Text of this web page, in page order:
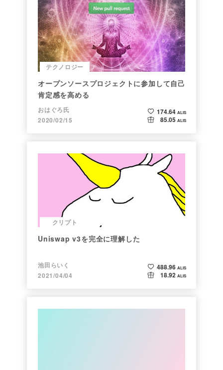
テクノロジー
オープンソースプロジェクトに参加して自己
肯定感を高める
おはぐろ氏
2020/02/15
174.64 ALIS
85.05 ALIS
クリプト
Uniswap v3を完全に理解した
池田らいく
2021/04/04
488.96 ALIS
18.92 ALIS